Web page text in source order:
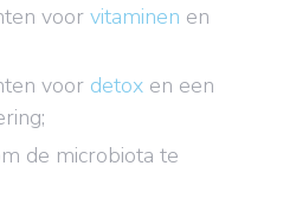
voor vitaminen en
voor detox en een
de microbiota te